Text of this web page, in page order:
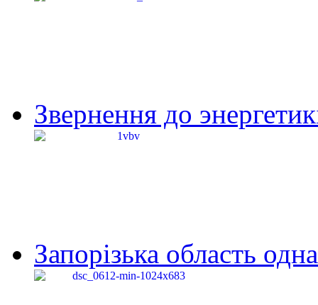
Звернення до
Запорізька область